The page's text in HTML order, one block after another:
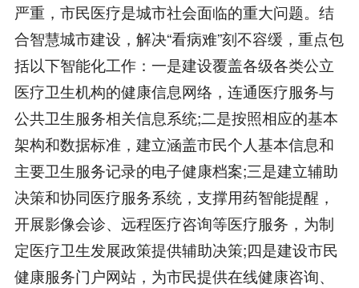
严重，市民医疗是城市社会面临的重大问题。结
合智慧城市建设，解决“看病难”刻不容缓，重点包
括以下智能化工作：一是建设覆盖各级各类公立
医疗卫生机构的健康信息网络，连通医疗服务与
公共卫生服务相关信息系统;二是按照相应的基本
架构和数据标准，建立涵盖市民个人基本信息和
主要卫生服务记录的电子健康档案;三是建立辅助
决策和协同医疗服务系统，支撑用药智能提醒，
开展影像会诊、远程医疗咨询等医疗服务，为制
定医疗卫生发展政策提供辅助决策;四是建设市民
健康服务门户网站，为市民提供在线健康咨询、